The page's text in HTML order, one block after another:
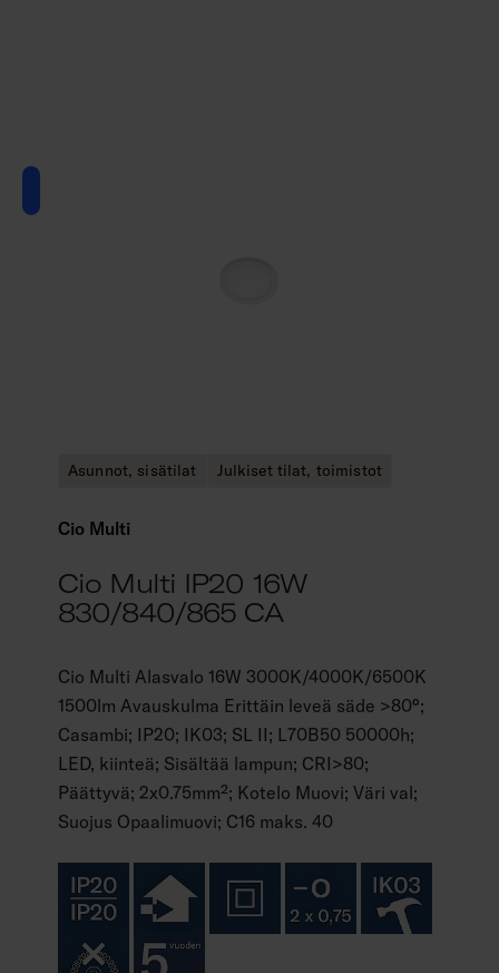
Asunnot, sisätilat Julkiset tilat, toimistot
Cio Multi
Cio Multi IP20 16W
830/840/865 CA
Cio Multi Alasvalo 16W 3000K/4000K/6500K
1500lm Avauskulma Erittäin leveä säde >80°;
Casambi; IP20; IK03; SL II; L70B50 50000h;
LED, kiinteä; Sisältää lampun; CRI>80;
Päättyvä; 2x0.75mm²; Kotelo Muovi; Väri val;
Suojus Opaalimuovi; C16 maks. 40